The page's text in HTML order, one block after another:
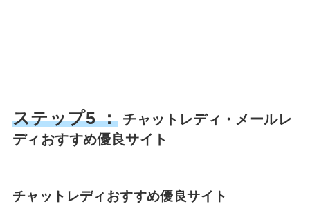
ステップ5 ：チャットレディ・メールレ
ディおすすめ優良サイト
チャットレディおすすめ優良サイト